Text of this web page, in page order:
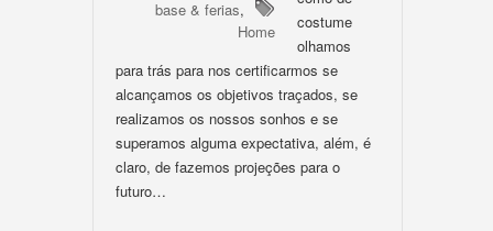
base & ferias,
Home
costume
olhamos
para trás para nos certificarmos se
alcançamos os objetivos traçados, se
realizamos os nossos sonhos e se
superamos alguma expectativa, além, é
claro, de fazemos projeções para o
futuro…